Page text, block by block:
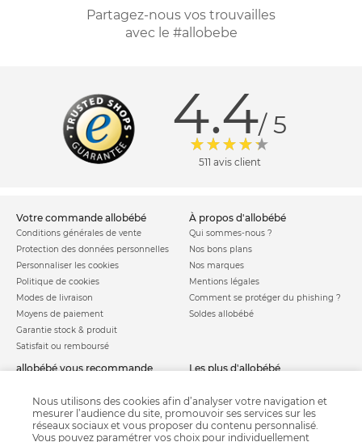
Partagez-nous vos trouvailles
avec le #allobebe
4.4/ 5
511 avis client
votre commande allobébé
Conditions générales de vente
Protection des données personnelles
Personnaliser les cookies
Politique de cookies
Modes de livraison
Moyens de paiement
Garantie stock & produit
Satisfait ou remboursé
à propos d'allobébé
Qui sommes-nous ?
Nos bons plans
Nos marques
Mentions légales
Comment se protéger du phishing ?
Soldes allobébé
allobébé vous recommande
Nos labels
Nos licences
Besoin d'aide ?
les plus d'allobébé
Infos conseils
Jeux concours
Valise de maternité
Nous utilisons des cookies afin d’analyser votre navigation et
mesurer l’audience du site, promouvoir ses services sur les
réseaux sociaux et vous proposer du contenu personnalisé.
Vous pouvez paramétrer vos choix pour individuellement